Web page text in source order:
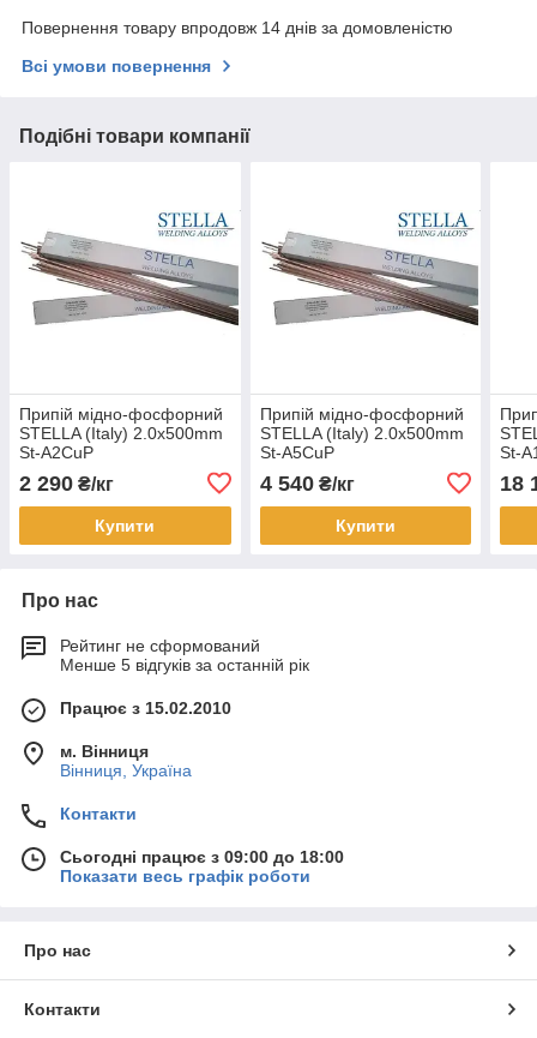
Повернення товару впродовж 14 днів за домовленістю
Всі умови повернення
Подібні товари компанії
Припій мідно-фосфорний
STELLA (Italy) 2.0x500mm
St-A2CuP
2 290 ₴/кг
Купити
Припій мідно-фосфорний
STELLA (Italy) 2.0x500mm
St-A5CuP
4 540₴/кг
Купити
St-
18
Про нас
Рейтинг не сформований
Менше 5 відгуків за останній рік
Працює з 15.02.2010
м. Вінниця
Вінниця, Україна
Контакти
Сьогодні працює з 09:00 до 18:00
Показати весь графік роботи
Про нас
Контакти